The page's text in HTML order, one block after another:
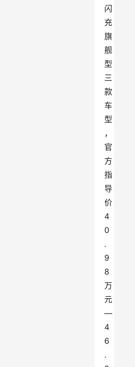
闪
充
旗
舰
型
三
款
车
型
，
官
方
指
导
价
4
0
.
9
8
万
元
—
4
6
.